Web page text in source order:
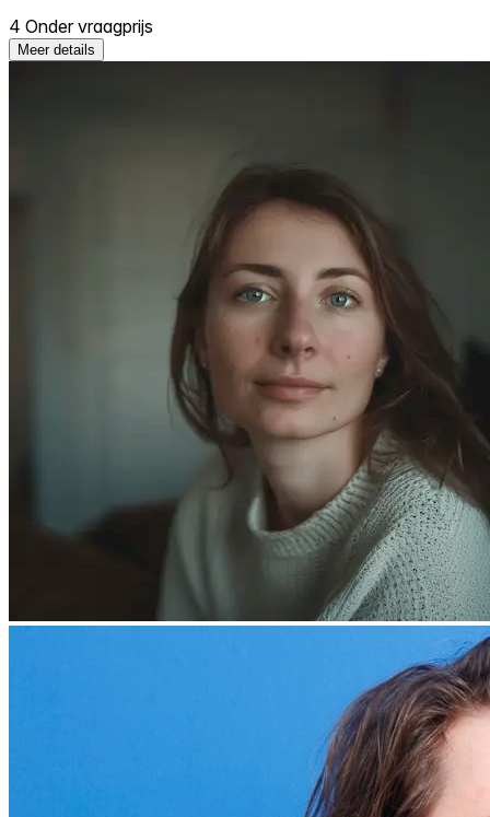
4 Onder vraagprijs
Meer details